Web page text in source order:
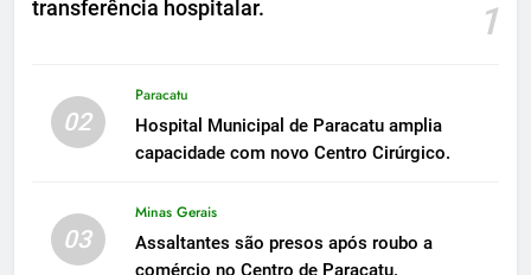
transferência hospitalar.
1
02
Paracatu
Hospital Municipal de Paracatu amplia
capacidade com novo Centro Cirúrgico.
03
Minas Gerais
Assaltantes são presos após roubo a
comércio no Centro de Paracatu.